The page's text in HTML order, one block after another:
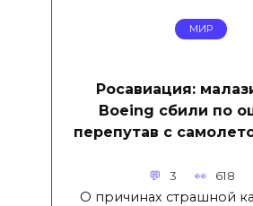
МИР
Росавиация:
Boeing сбили по
перепутав с
3 618
О причинах страшной